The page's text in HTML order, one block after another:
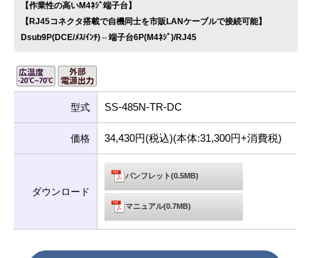
【作業性の高いM4ﾈｼﾞ端子台】
【RJ45コネクタ搭載で自機同士を市販LANケーブルで接続可能】
Dsub9P(DCE/ﾒｽ/ｲﾝﾁ)⇔端子台6P(M4ﾈｼﾞ)/RJ45
型式 SS-485N-TR-DC
価格 34,430円(税込)(本体:31,300円+消費税)
ダウンロード
パンフレット(0.5MB)
マニュアル(0.7MB)